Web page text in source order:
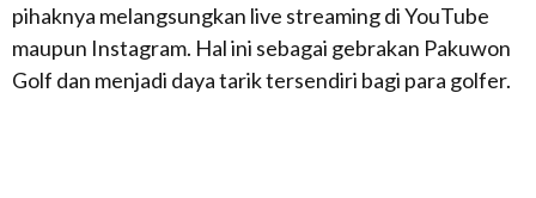
pihaknya melangsungkan live streaming di YouTube
maupun Instagram. Hal ini sebagai gebrakan Pakuwon
Golf dan menjadi daya tarik tersendiri bagi para golfer.